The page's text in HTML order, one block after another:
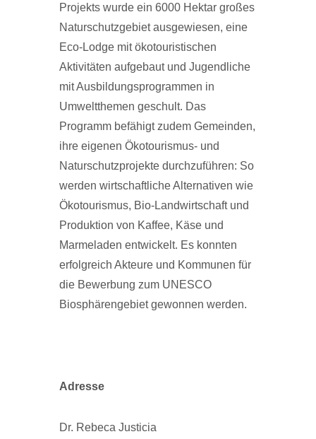
Projekts wurde ein 6000 Hektar großes
Naturschutzgebiet ausgewiesen, eine
Eco-Lodge mit ökotouristischen
Aktivitäten aufgebaut und Jugendliche
mit Ausbildungsprogrammen in
Umweltthemen geschult. Das
Programm befähigt zudem Gemeinden,
ihre eigenen Ökotourismus- und
Naturschutzprojekte durchzuführen: So
werden wirtschaftliche Alternativen wie
Ökotourismus, Bio-Landwirtschaft und
Produktion von Kaffee, Käse und
Marmeladen entwickelt. Es konnten
erfolgreich Akteure und Kommunen für
die Bewerbung zum UNESCO
Biosphärengebiet gewonnen werden.
Adresse
Dr. Rebeca Justicia